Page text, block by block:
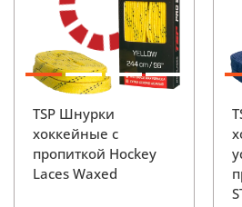
TSP Шнурки
хоккейные с
пропиткой Hockey
Laces Waxed